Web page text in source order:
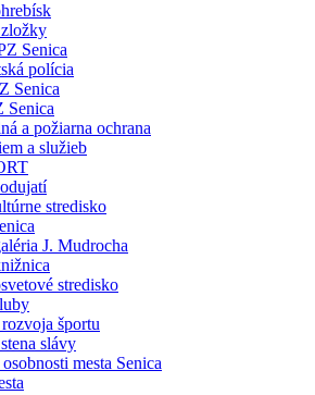
Senica
polícia
Senica
Senica
a požiarna ochrana
a služieb
stredisko
J. Mudrocha
stredisko
športu
slávy
mesta Senica